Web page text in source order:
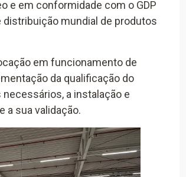
e em conformidade com o GDP
mundial de produtos
em funcionamento de
da qualificação do
a instalação e
a sua validação.